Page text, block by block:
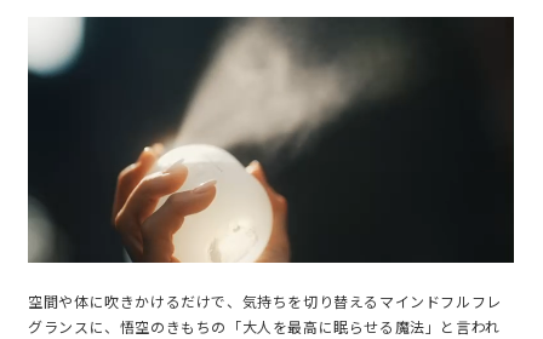
空間や体に吹きかけるだけで、気持ちを切り替えるマインドフルフレ
グランスに、悟空のきもちの「大人を最高に眠らせる魔法」と言われ